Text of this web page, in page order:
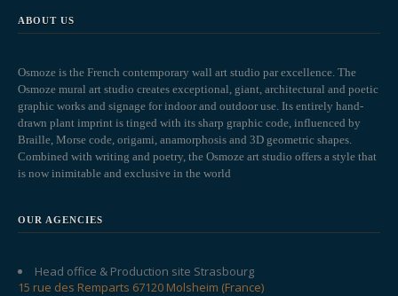
ABOUT US
Osmoze is the French contemporary wall art studio par excellence. The
Osmoze mural art studio creates exceptional, giant, architectural and poetic
graphic works and signage for indoor and outdoor use. Its entirely hand-
drawn plant imprint is tinged with its sharp graphic code, influenced by
Braille, Morse code, origami, anamorphosis and 3D geometric shapes.
Combined with writing and poetry, the Osmoze art studio offers a style that
is now inimitable and exclusive in the world
OUR AGENCIES
Head office & Production site Strasbourg
15 rue des Remparts 67120 Molsheim (France)